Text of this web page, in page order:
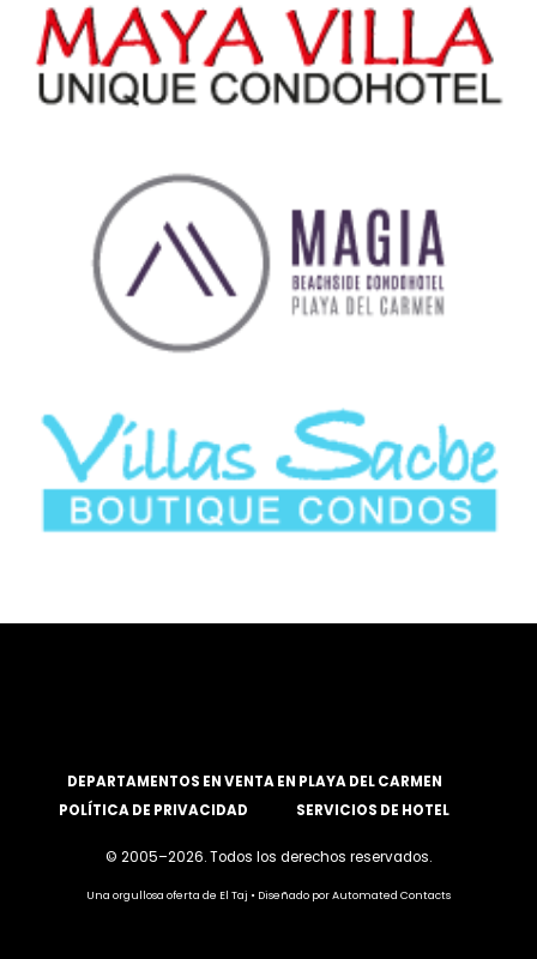
DEPARTAMENTOS EN VENTA EN PLAYA DEL CARMEN
POLÍTICA DE PRIVACIDAD
SERVICIOS DE HOTEL
© 2005–2026. Todos los derechos reservados.
Una orgullosa oferta de El Taj • Diseñado por Automated Contacts